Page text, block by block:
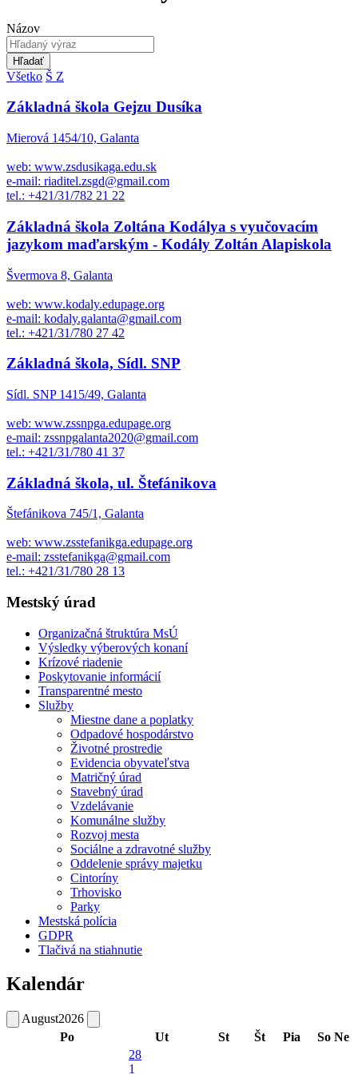
Názov
Hľadať
Všetko Š Z
Základná škola Gejzu Dusíka
Mierová 1454/10, Galanta
web: www.zsdusikaga.edu.sk
e-mail: riaditel.zsgd@gmail.com
tel.: +421/31/782 21 22
Základná škola Zoltána Kodálya s vyučovacím
jazykom maďarským - Kodály Zoltán Alapiskola
Švermova 8, Galanta
web: www.kodaly.edupage.org
e-mail: kodaly.galanta@gmail.com
tel.: +421/31/780 27 42
Základná škola, Sídl. SNP
Sídl. SNP 1415/49, Galanta
web: www.zssnpga.edupage.org
e-mail: zssnpgalanta2020@gmail.com
tel.: +421/31/780 41 37
Základná škola, ul. Štefánikova
Štefánikova 745/1, Galanta
web: www.zsstefanikga.edupage.org
e-mail: zsstefanikga@gmail.com
tel.: +421/31/780 28 13
Mestský úrad
Organizačná štruktúra MsÚ
Výsledky výberových konaní
Krízové riadenie
Poskytovanie informácií
Transparentné mesto
Služby
Miestne dane a poplatky
Odpadové hospodárstvo
Životné prostredie
Evidencia obyvateľstva
Matričný úrad
Stavebný úrad
Vzdelávanie
Komunálne služby
Rozvoj mesta
Sociálne a zdravotné služby
Oddelenie správy majetku
Cintoríny
Trhovisko
Parky
Mestská polícia
GDPR
Tlačivá na stiahnutie
Kalendár
August2026
Po
Ut St Št Pia So Ne
28
1